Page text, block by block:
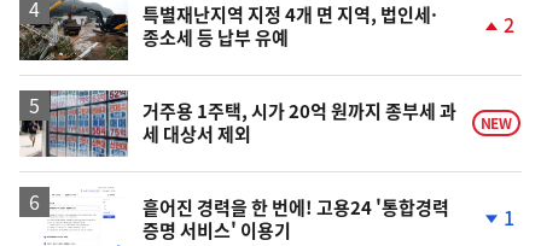
특별재난지역 지정 4개 면 지역, 법인세·
종소세 등 납부 유예
승
2
거주용 1주택, 시가 20억 원까지 종부세 과
세 대상서 제외
NEW
흩어진 경력을 한 번에! 고용24 '통합경력
증명 서비스' 이용기
1